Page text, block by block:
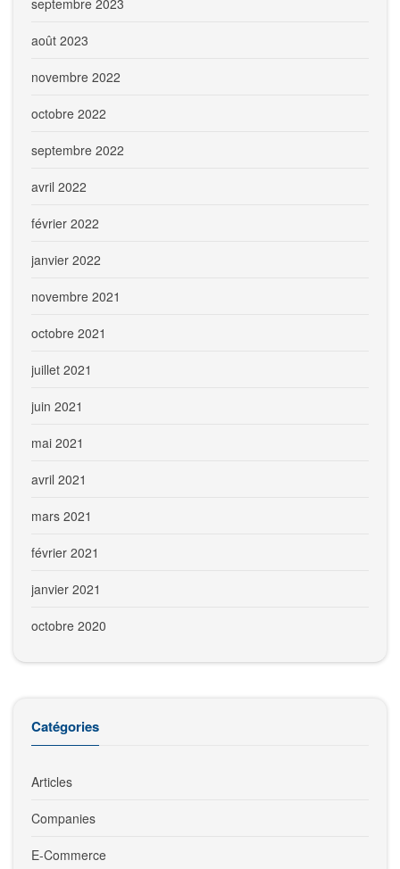
septembre 2023
août 2023
novembre 2022
octobre 2022
septembre 2022
avril 2022
février 2022
janvier 2022
novembre 2021
octobre 2021
juillet 2021
juin 2021
mai 2021
avril 2021
mars 2021
février 2021
janvier 2021
octobre 2020
Catégories
Articles
Companies
E-Commerce